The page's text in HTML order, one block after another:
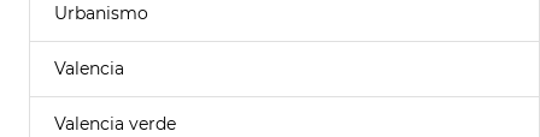
Urbanismo
Valencia
Valencia verde